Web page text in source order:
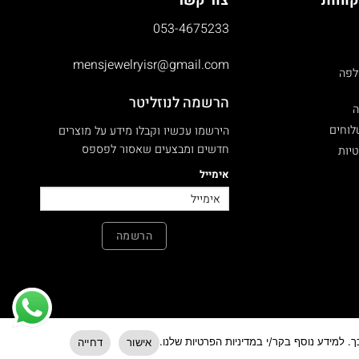
053-4675233
mensjewelryisr@gmail.com
הרשמה לנוזליטר
הירשמו עכשיו וקבלו מידע על מוצרים
חדשים ומבצעים שאסור לפספס
אימייל
הרשמה
למידע נוסף בקר/י במדיניות הפרטיות שלנו. אישור דחייה